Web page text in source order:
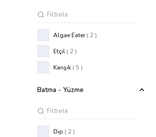
Algae Eater ( 2 )
Etçil ( 2 )
Karışık ( 5 )
Batma - Yüzme
Dip ( 2 )